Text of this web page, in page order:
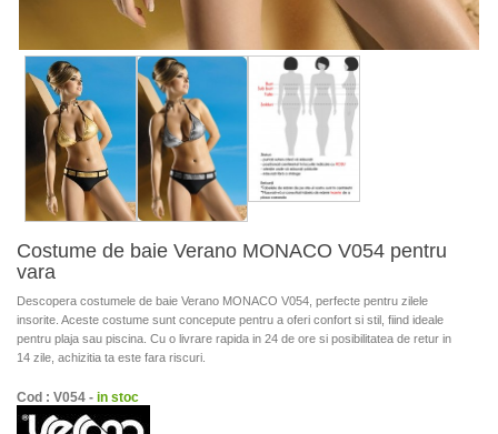
Costume de baie Verano MONACO V054 pentru
vara
Descopera costumele de baie Verano MONACO V054, perfecte pentru zilele
insorite. Aceste costume sunt concepute pentru a oferi confort si stil, fiind ideale
pentru plaja sau piscina. Cu o livrare rapida in 24 de ore si posibilitatea de retur in
14 zile, achizitia ta este fara riscuri.
Cod : V054 - in stoc